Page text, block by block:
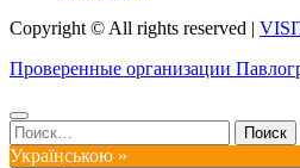
Copyright © All rights reserved |
Проверенные организации
Найти:
Українською »